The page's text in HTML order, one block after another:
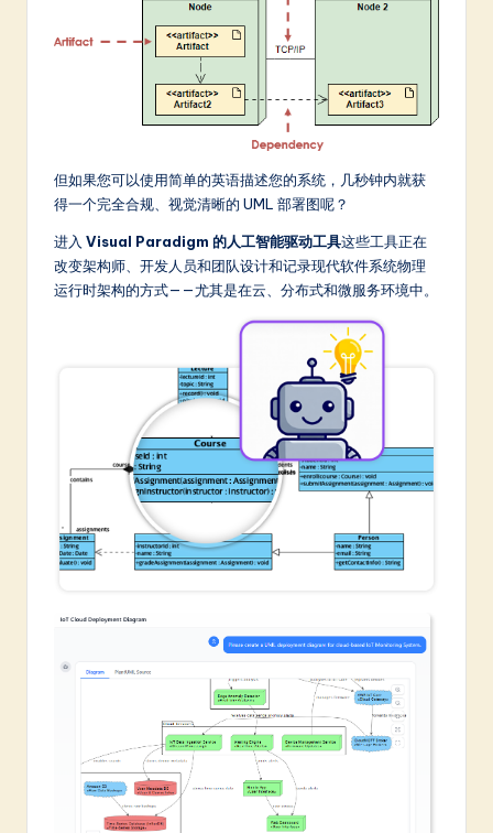
hi
L
但如果您可以使用简单的英语描述您的系统，几秒钟内就获
得一个完全合规、视觉清晰的 UML 部署图呢？
进入 Visual Paradigm 的人工智能驱动工具这些工具正在
改变架构师、开发人员和团队设计和记录现代软件系统物理
运行时架构的方式——尤其是在云、分布式和微服务环境中。